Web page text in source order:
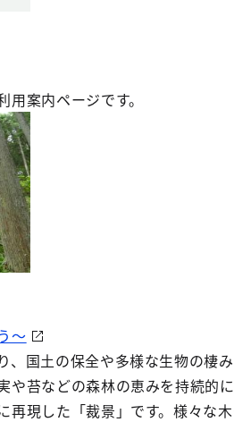
案内ページです。
～
、国土の保全や多様な生物の棲
や苔などの森林の恵みを持続的
現した「裁景」です。様々な